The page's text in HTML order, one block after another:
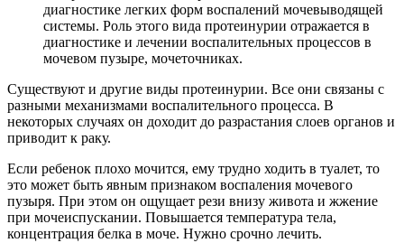
диагностике легких форм воспалений мочевыводящей
системы. Роль этого вида протеинурии отражается в
диагностике и лечении воспалительных процессов в
мочевом пузыре, мочеточниках.
Существуют и другие виды протеинурии. Все они связаны с
разными механизмами воспалительного процесса. В
некоторых случаях он доходит до разрастания слоев органов и
приводит к раку.
Если ребенок плохо мочится, ему трудно ходить в туалет, то
это может быть явным признаком воспаления мочевого
пузыря. При этом он ощущает рези внизу живота и жжение
при мочеиспускании. Повышается температура тела,
концентрация белка в моче. Нужно срочно лечить.